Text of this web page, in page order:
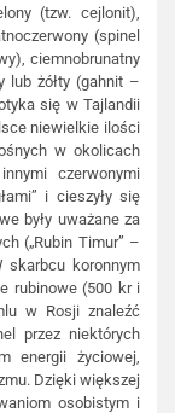
(tzw. cejlonit),
(spinel
ciemnobrunatny
lub żółty (gahnit –
się w Tajlandii
niewielkie ilości
w okolicach
czerwonymi
i cieszyły się
były uważane za
(„Rubin Timur” –
skarbcu koronnym
rubinowe (500 kr i
w Rosji znaleźć
przez niektórych
energii życiowej,
Dzięki większej
osobistym i